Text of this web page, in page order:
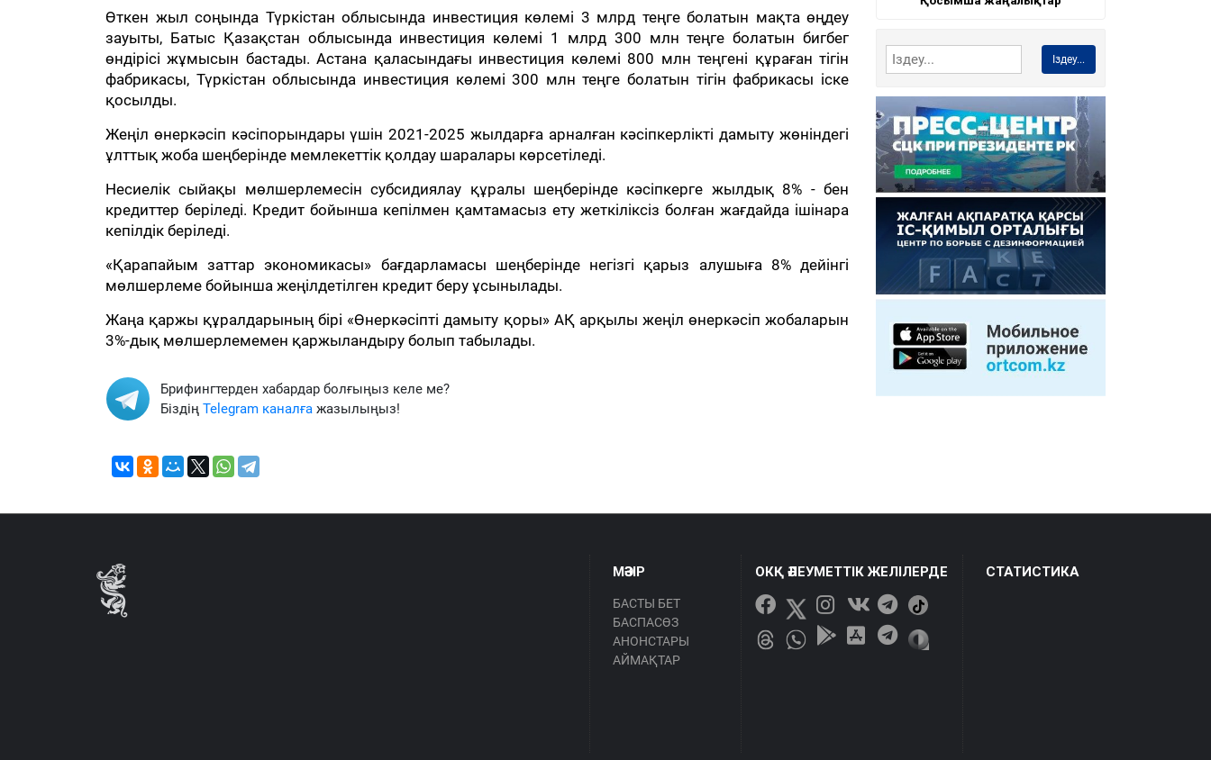
Өткен жыл соңында Түркістан облысында инвестиция көлемі 3 млрд теңге болатын мақта өңдеу
зауыты, Батыс Қазақстан облысында инвестиция көлемі 1 млрд 300 млн теңге болатын бигбег
өндірісі жұмысын бастады. Астана қаласындағы инвестиция көлемі 800 млн теңгені құраған тігін
фабрикасы, Түркістан облысында инвестиция көлемі 300 млн теңге болатын тігін фабрикасы іске
қосылды.
Жеңіл өнеркәсіп кәсіпорындары үшін 2021-2025 жылдарға арналған кәсіпкерлікті дамыту жөніндегі
ұлттық жоба шеңберінде мемлекеттік қолдау шаралары көрсетіледі.
Несиелік сыйақы мөлшерлемесін субсидиялау құралы шеңберінде кәсіпкерге жылдық 8% - бен
кредиттер беріледі. Кредит бойынша кепілмен қамтамасыз ету жеткіліксіз болған жағдайда ішінара
кепілдік беріледі.
«Қарапайым заттар экономикасы» бағдарламасы шеңберінде негізгі қарыз алушыға 8% дейінгі
мөлшерлеме бойынша жеңілдетілген кредит беру ұсынылады.
Жаңа қаржы құралдарының бірі «Өнеркәсіпті дамыту қоры» АҚ арқылы жеңіл өнеркәсіп жобаларын
3%-дық мөлшерлемемен қаржыландыру болып табылады.
Брифингтерден хабардар болғыңыз келе ме?
Біздің Telegram каналға жазылыңыз!
Іздеу...
МӘЗІР
БАСТЫ БЕТ
БАСПАСӨЗ
АНОНСТАРЫ
АЙМАҚТАР
ОКҚ ӘЛЕУМЕТТІК ЖЕЛІЛЕРДЕ СТАТИСТИКА